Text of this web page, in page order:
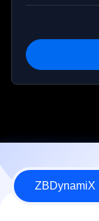
Designer und
ZBDynamiX